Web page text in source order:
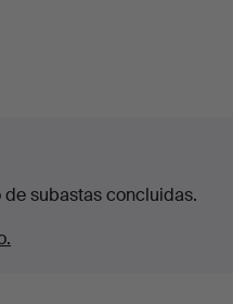
subastas concluidas.